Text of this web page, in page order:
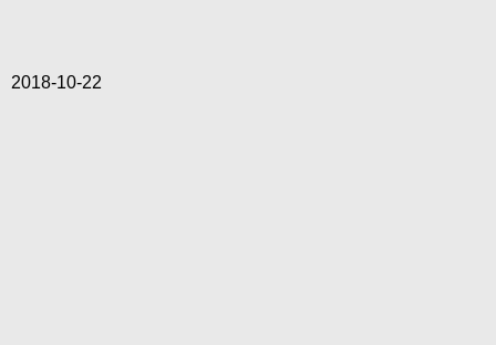
2018-10-22